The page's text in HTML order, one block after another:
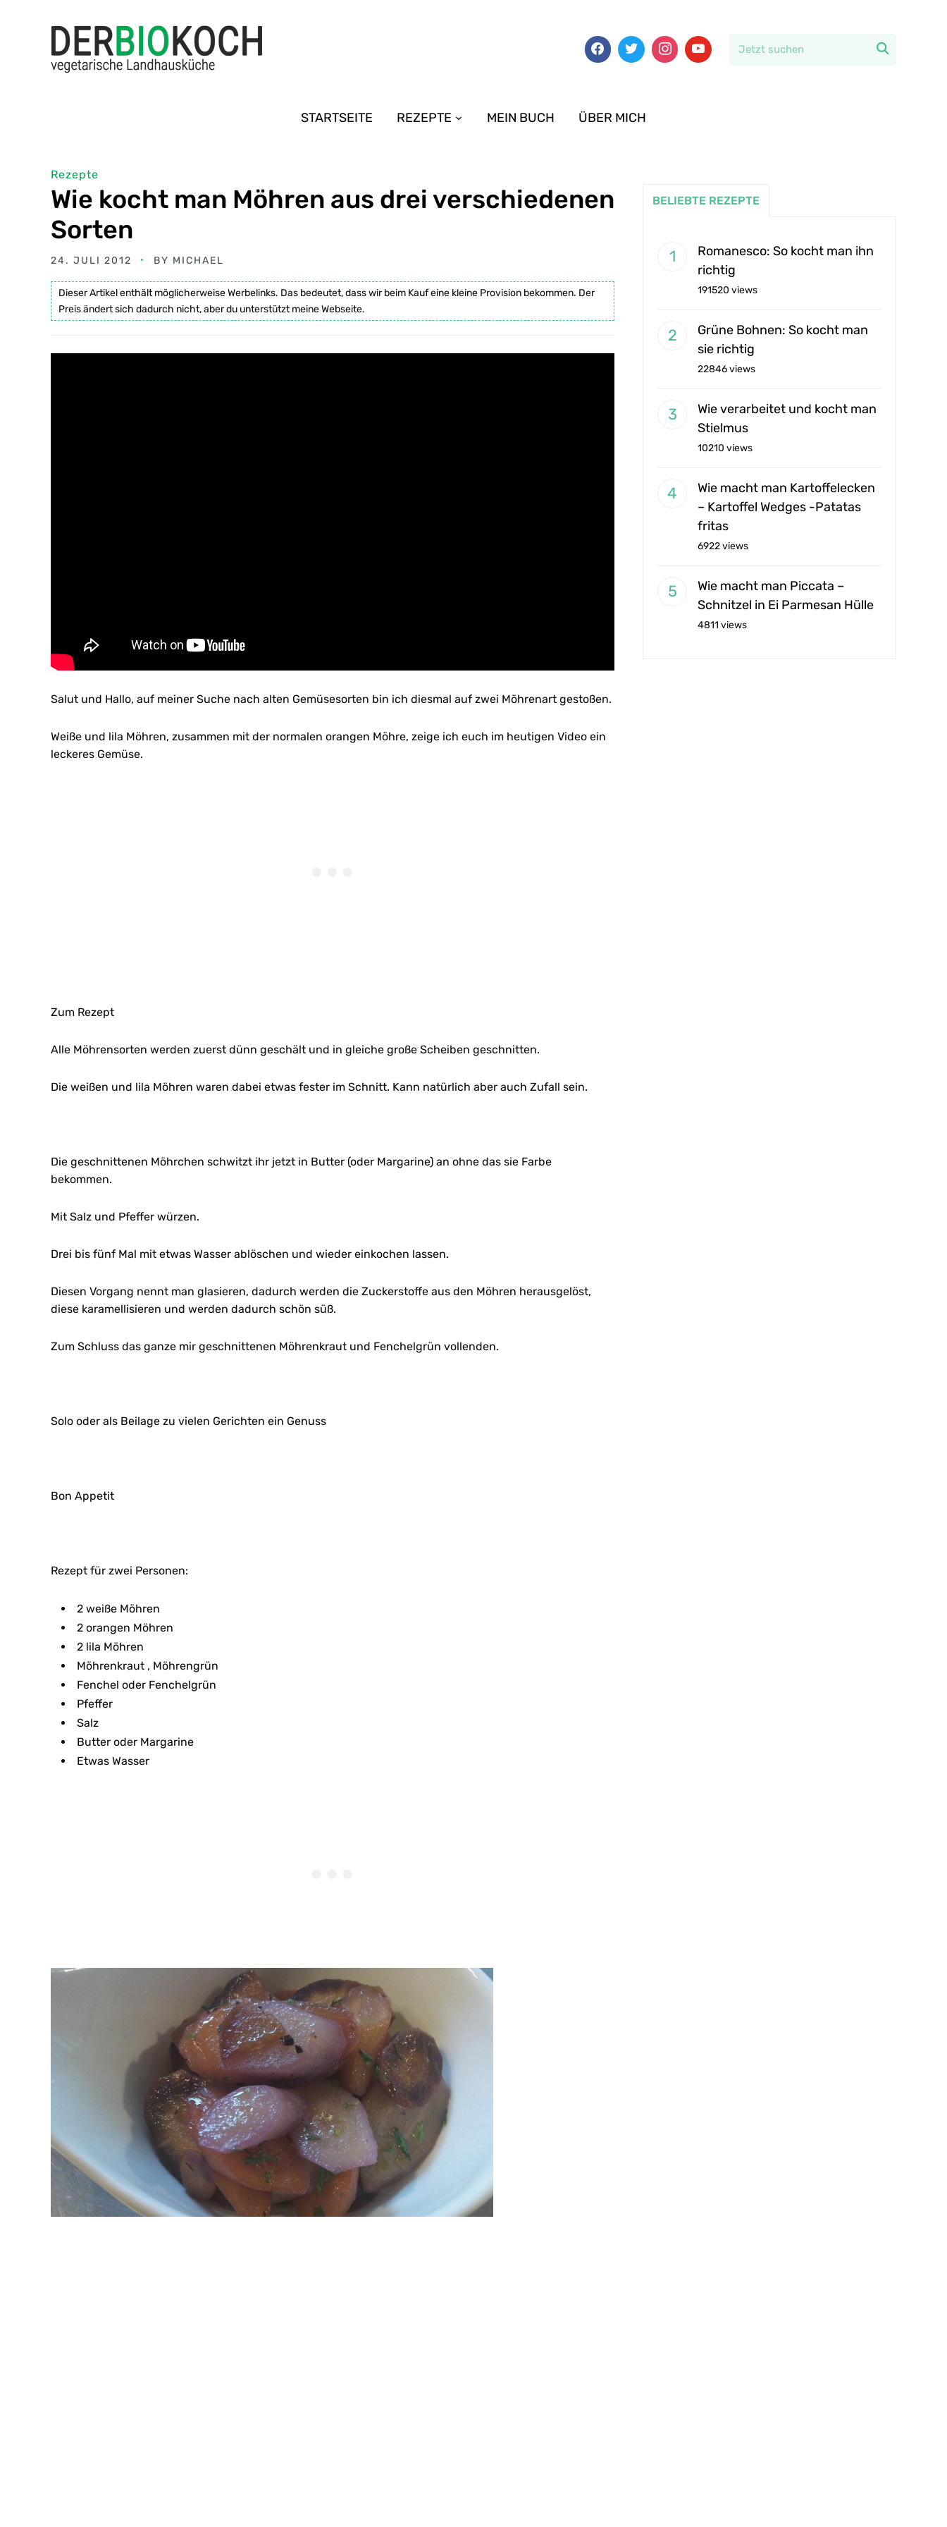

STARTSEITE REZEPTE MEIN BUCH ÜBER MICH
Rezepte
Wie kocht man Möhren aus drei verschiedenen
Sorten
24. JULI 2012 BY MICHAEL
Dieser Artikel enthält möglicherweise Werbelinks. Das bedeutet, dass wir beim Kauf eine kleine Provision bekommen. Der
Preis ändert sich dadurch nicht, aber du unterstützt meine Webseite.
Salut und Hallo, auf meiner Suche nach alten Gemüsesorten bin ich diesmal auf zwei Möhrenart gestoßen.
Weiße und lila Möhren, zusammen mit der normalen orangen Möhre, zeige ich euch im heutigen Video ein
leckeres Gemüse.
Zum Rezept
Alle Möhrensorten werden zuerst dünn geschält und in gleiche große Scheiben geschnitten.
Die weißen und lila Möhren waren dabei etwas fester im Schnitt. Kann natürlich aber auch Zufall sein.
Die geschnittenen Möhrchen schwitzt ihr jetzt in Butter (oder Margarine) an ohne das sie Farbe
bekommen.
Mit Salz und Pfeffer würzen.
Drei bis fünf Mal mit etwas Wasser ablöschen und wieder einkochen lassen.
Diesen Vorgang nennt man glasieren, dadurch werden die Zuckerstoffe aus den Möhren herausgelöst,
diese karamellisieren und werden dadurch schön süß.
Zum Schluss das ganze mir geschnittenen Möhrenkraut und Fenchelgrün vollenden.
Solo oder als Beilage zu vielen Gerichten ein Genuss
Bon Appetit
Rezept für zwei Personen:
2 weiße Möhren
2 orangen Möhren
2 lila Möhren
Möhrenkraut , Möhrengrün
Fenchel oder Fenchelgrün
Pfeffer
Salz
Butter oder Margarine
Etwas Wasser
BELIEBTE REZEPTE
Romanesco: So kocht man ihn
richtig
191520 views
Grüne Bohnen: So kocht man
sie richtig
22846 views
Wie verarbeitet und kocht man
Stielmus
10210 views
Wie macht man Kartoffelecken
– Kartoffel Wedges -Patatas
fritas
6922 views
Wie macht man Piccata –
Schnitzel in Ei Parmesan Hülle
4811 views